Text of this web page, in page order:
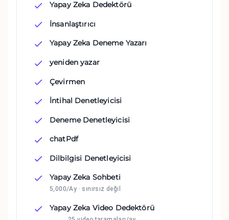
Yapay Zeka Dedektörü
İnsanlaştırıcı
Yapay Zeka Deneme Yazarı
yeniden yazar
Çevirmen
İntihal Denetleyicisi
Deneme Denetleyicisi
chatPdf
Dilbilgisi Denetleyicisi
Yapay Zeka Sohbeti
5,000/Ay · sınırsız değil
Yapay Zeka Video Dedektörü